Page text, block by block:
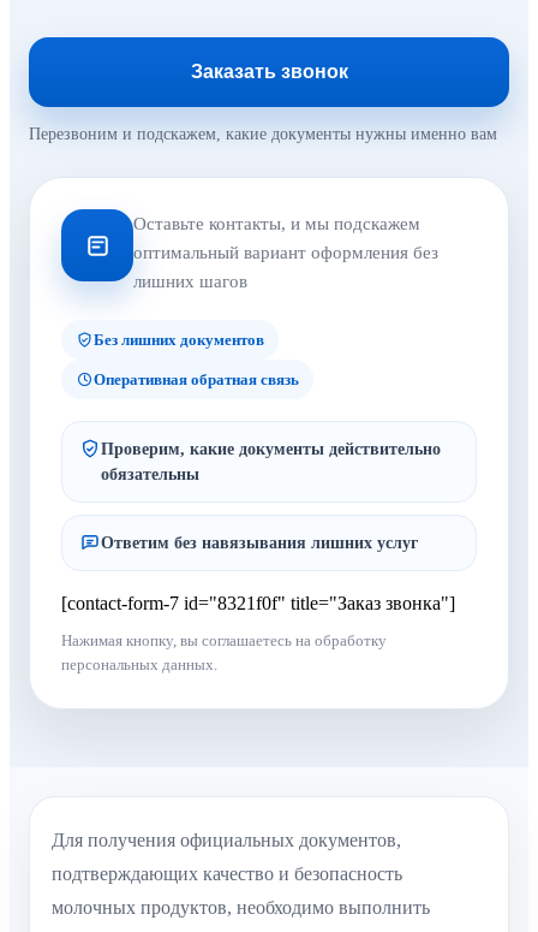
Заказать звонок
Перезвоним и подскажем, какие документы нужны именно вам
Оставьте контакты, и мы подскажем
оптимальный вариант оформления без
лишних шагов
Без лишних документов
Оперативная обратная связь
Проверим, какие документы действительно
обязательны
Ответим без навязывания лишних услуг
[contact-form-7 id="8321f0f" title="Заказ звонка"]
Нажимая кнопку, вы соглашаетесь на обработку
персональных данных.
Для получения официальных документов,
подтверждающих качество и безопасность
молочных продуктов, необходимо выполнить